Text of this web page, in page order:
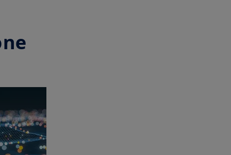
al presente sito web nel corso di
d'America.
è autorizzata in Italia.
italiana vigente e alle
può avvenire direttamente presso la
che sono tenuti ad